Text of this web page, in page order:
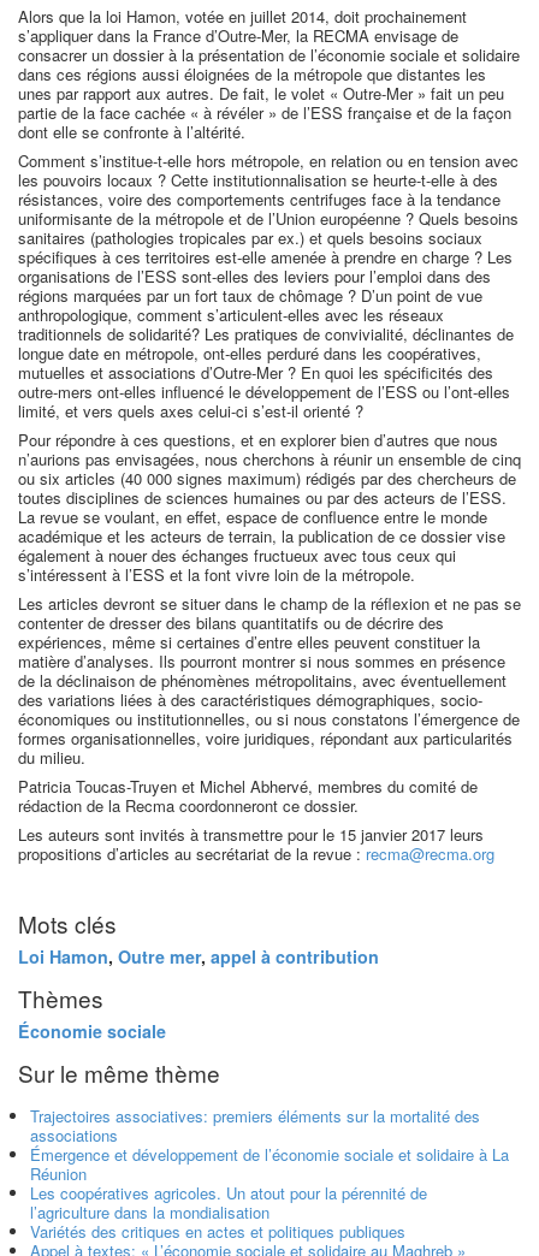
Alors que la loi Hamon, votée en juillet 2014, doit prochainement
s’appliquer dans la France d’Outre-Mer, la RECMA envisage de
consacrer un dossier à la présentation de l’économie sociale et solidaire
dans ces régions aussi éloignées de la métropole que distantes les
unes par rapport aux autres. De fait, le volet « Outre-Mer » fait un peu
partie de la face cachée « à révéler » de l’ESS française et de la façon
dont elle se confronte à l’altérité.
Comment s’institue-t-elle hors métropole, en relation ou en tension avec
les pouvoirs locaux ? Cette institutionnalisation se heurte-t-elle à des
résistances, voire des comportements centrifuges face à la tendance
uniformisante de la métropole et de l’Union européenne ? Quels besoins
sanitaires (pathologies tropicales par ex.) et quels besoins sociaux
spécifiques à ces territoires est-elle amenée à prendre en charge ? Les
organisations de l’ESS sont-elles des leviers pour l’emploi dans des
régions marquées par un fort taux de chômage ? D’un point de vue
anthropologique, comment s’articulent-elles avec les réseaux
traditionnels de solidarité? Les pratiques de convivialité, déclinantes de
longue date en métropole, ont-elles perduré dans les coopératives,
mutuelles et associations d’Outre-Mer ? En quoi les spécificités des
outre-mers ont-elles influencé le développement de l’ESS ou l’ont-elles
limité, et vers quels axes celui-ci s’est-il orienté ?
Pour répondre à ces questions, et en explorer bien d’autres que nous
n’aurions pas envisagées, nous cherchons à réunir un ensemble de cinq
ou six articles (40 000 signes maximum) rédigés par des chercheurs de
toutes disciplines de sciences humaines ou par des acteurs de l’ESS.
La revue se voulant, en effet, espace de confluence entre le monde
académique et les acteurs de terrain, la publication de ce dossier vise
également à nouer des échanges fructueux avec tous ceux qui
s’intéressent à l’ESS et la font vivre loin de la métropole.
Les articles devront se situer dans le champ de la réflexion et ne pas se
contenter de dresser des bilans quantitatifs ou de décrire des
expériences, même si certaines d’entre elles peuvent constituer la
matière d’analyses. Ils pourront montrer si nous sommes en présence
de la déclinaison de phénomènes métropolitains, avec éventuellement
des variations liées à des caractéristiques démographiques, socio-
économiques ou institutionnelles, ou si nous constatons l’émergence de
formes organisationnelles, voire juridiques, répondant aux particularités
du milieu.
Patricia Toucas-Truyen et Michel Abhervé, membres du comité de
rédaction de la Recma coordonneront ce dossier.
Les auteurs sont invités à transmettre pour le 15 janvier 2017 leurs
propositions d’articles au secrétariat de la revue : recma@recma.org
Mots clés
Loi Hamon, Outre mer, appel à contribution
Thèmes
Économie sociale
Sur le même thème
Trajectoires associatives: premiers éléments sur la mortalité des
associations
Émergence et développement de l’économie sociale et solidaire à La
Réunion
Les coopératives agricoles. Un atout pour la pérennité de
l’agriculture dans la mondialisation
Variétés des critiques en actes et politiques publiques
Appel à textes: « L’économie sociale et solidaire au Maghreb »